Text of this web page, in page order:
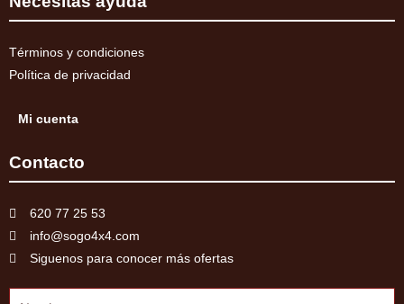
Términos y condiciones
Política de privacidad
Mi cuenta
Contacto
620 77 25 53
info@sogo4x4.com
Siguenos para conocer más ofertas